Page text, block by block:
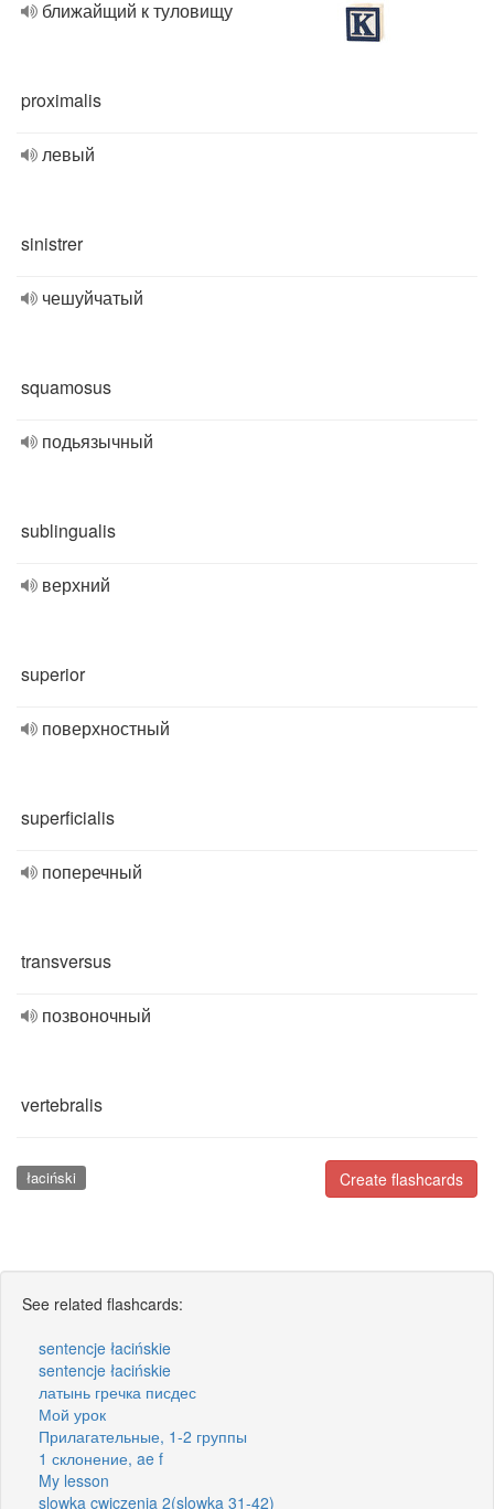
ближайщий к туловищу
proximalis
левый
sinistrer
чешуйчатый
squamosus
подьязычный
sublingualis
верхний
superior
поверхностный
superficialis
поперечный
transversus
позвоночный
vertebralis
Create flashcards
łaciński
See related flashcards:
sentencje łacińskie
sentencje łacińskie
латынь гречка писдес
Мой урок
Прилагательные, 1-2 группы
1 склонение, ae f
My lesson
slowka cwiczenia 2(slowka 31-42)